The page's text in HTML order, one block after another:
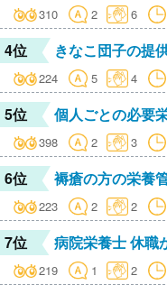
310 2 6
4位 きなこ団子の提
224 5 4
5位 個人ごとの必要
398 2 3
6位 褥瘡の方の栄養
223 2 2
7位 病院栄養士 休職
219 1 2